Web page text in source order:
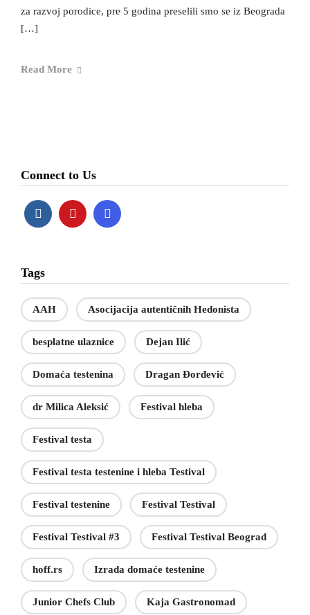
za razvoj porodice, pre 5 godina preselili smo se iz Beograda
[…]
Read More
Connect to Us
Tags
AAH Asocijacija autentičnih Hedonista
besplatne ulaznice Dejan Ilić
Domaća testenina Dragan Đorđević
dr Milica Aleksić Festival hleba
Festival testa
Festival testa testenine i hleba Testival
Festival testenine Festival Testival
Festival Testival #3 Festival Testival Beograd
hoff.rs Izrada domaće testenine
Junior Chefs Club Kaja Gastronomad